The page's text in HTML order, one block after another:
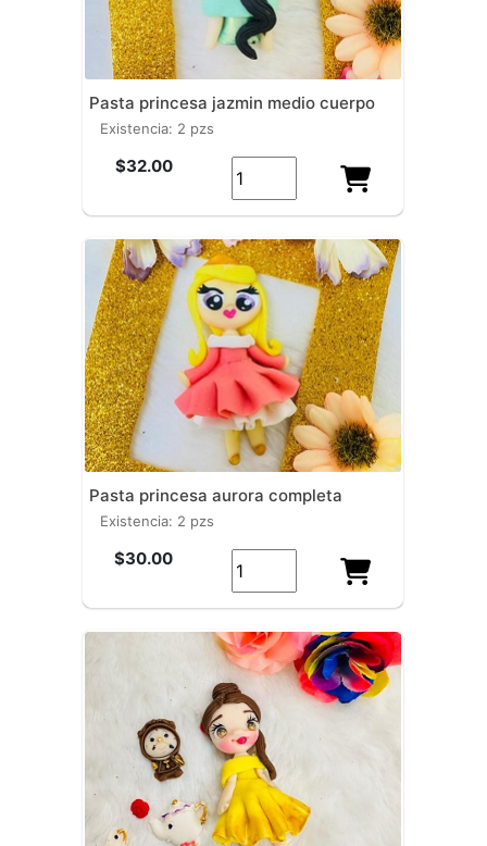
pasta princesa jazmin medio cuerpo
existencia: 2 pzs
$32.00
pasta princesa aurora completa
existencia: 2 pzs
$30.00